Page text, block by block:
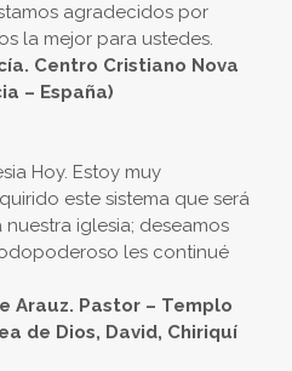
agradecidos por
la mejor para ustedes.
Centro Cristiano Nova
– España)
Hoy. Estoy muy
este sistema que será
iglesia; deseamos
les continué
Arauz. Pastor – Templo
de Dios, David, Chiriquí